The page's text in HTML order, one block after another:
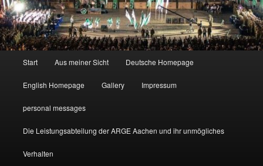
Start Aus meiner Sicht Deutsche Homepage
English Homepage Gallery Impressum
personal messages
Die Leistungsabteilung der ARGE Aachen und ihr unmögliches
Verhalten